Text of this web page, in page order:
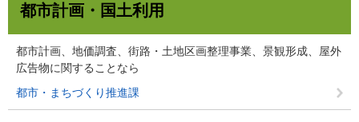
都市計画・国土利用
都市計画、地価調査、街路・土地区画整理事業、景観形成、屋外
広告物に関することなら
都市・まちづくり推進課